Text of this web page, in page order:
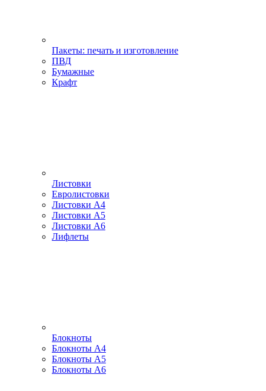
Пакеты: печать и изготовление
ПВД
Бумажные
Крафт
Листовки
Евролистовки
Листовки А4
Листовки А5
Листовки А6
Лифлеты
Блокноты
Блокноты А4
Блокноты А5
Блокноты А6